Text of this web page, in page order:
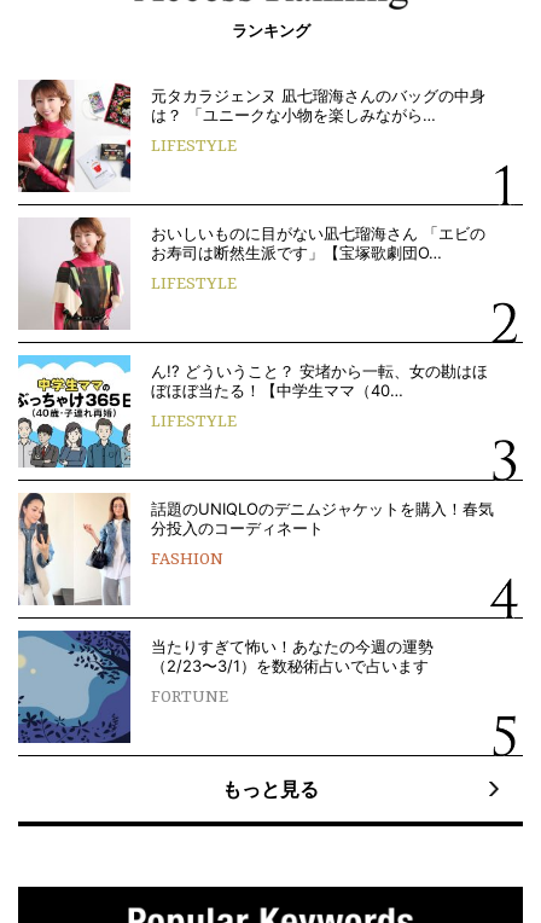
ランキング
元タカラジェンヌ 凪七瑠海さんのバッグの中身
は？ 「ユニークな小物を楽しみながら…
LIFESTYLE
おいしいものに目がない凪七瑠海さん 「エビの
お寿司は断然生派です」【宝塚歌劇団O…
LIFESTYLE
ん!? どういうこと？ 安堵から一転、女の勘はほ
ぼほぼ当たる！【中学生ママ（40…
LIFESTYLE
話題のUNIQLOのデニムジャケットを購入！春気
分投入のコーディネート
FASHION
当たりすぎて怖い！あなたの今週の運勢
（2/23〜3/1）を数秘術占いで占います
FORTUNE
もっと見る